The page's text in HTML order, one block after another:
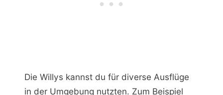
Die Willys kannst du für diverse Ausflüge
in der Umgebung nutzten. Zum Beispiel